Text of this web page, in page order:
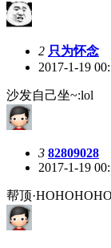
2 只为怀念
2017-1-19
沙发自己坐~:lol
3 82809028
2017-1-19
帮顶·HOHOHOHO